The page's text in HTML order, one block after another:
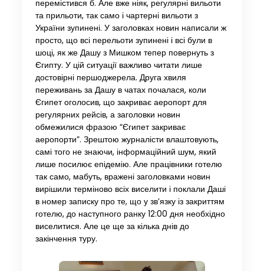
перемістився б. Але вже ніяк, регулярні вильоти
та прильоти, так само і чартерні вильоти з
України зупинені. У заголовках новин написали ж
просто, що всі перельоти зупинені і всі були в
шоці, як же Дашу з Мишком тепер повернуть з
Єгипту. У цій ситуації важливо читати лише
достовірні першоджерела. Друга хвиля
переживань за Дашу в чатах почалася, коли
Єгипет оголосив, що закриває аеропорт для
регулярних рейсів, а заголовки новин
обмежилися фразою “Єгипет закриває
аеропорти”. Зрештою журналісти влаштовують,
самі того не знаючи, інформаційний шум, який
лише посилює епідемію. Але працівники готелю
так само, мабуть, вражені заголовками новин
вирішили терміново всіх виселити і поклали Даші
в номер записку про те, що у зв’язку із закриттям
готелю, до наступного ранку 12:00 дня необхідно
виселитися. Але це ще за кілька днів до
закінчення туру.